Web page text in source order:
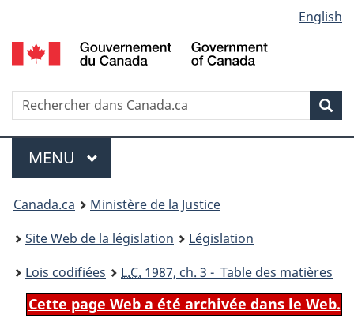
au
contenu
propos
de
la
HTML
simplifiée
selection
English
Recherche
Menu
MENU PRINCIPAL
You
are
here:
Canada.ca
Ministère de la Justice
Site Web de la législation
Législation
Lois codifiées
L.C. 1987, ch. 3 - Table des matières
Cette page Web a été archivée dans le Web.